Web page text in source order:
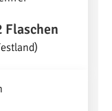
Flaschen